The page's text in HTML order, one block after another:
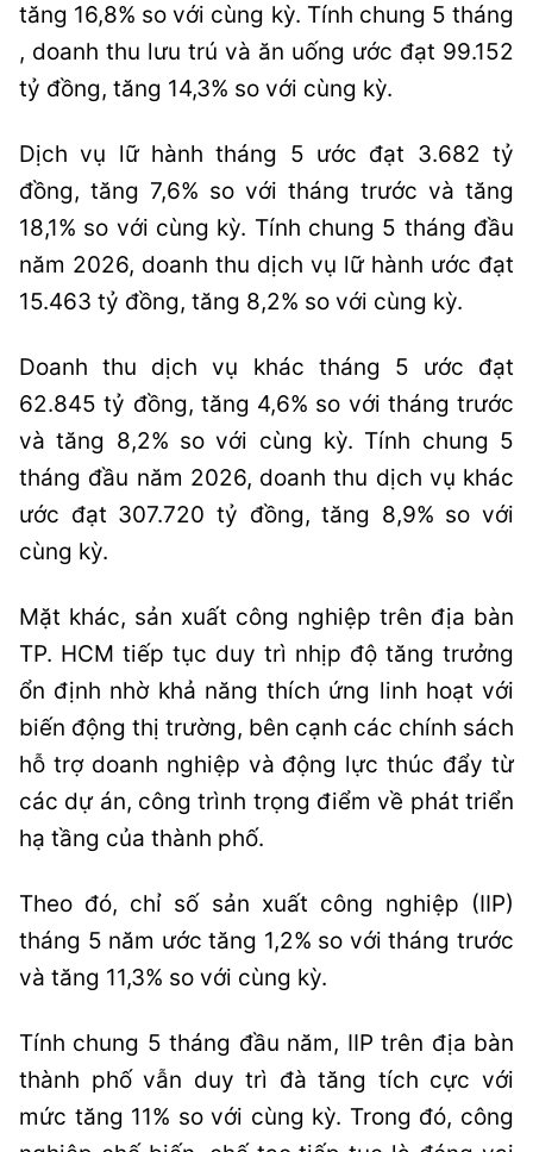
tăng 16,8% so với cùng kỳ. Tính chung 5 tháng
, doanh thu lưu trú và ăn uống ước đạt 99.152
tỷ đồng, tăng 14,3% so với cùng kỳ.
Dịch vụ lữ hành tháng 5 ước đạt 3.682 tỷ
đồng, tăng 7,6% so với tháng trước và tăng
18,1% so với cùng kỳ. Tính chung 5 tháng đầu
năm 2026, doanh thu dịch vụ lữ hành ước đạt
15.463 tỷ đồng, tăng 8,2% so với cùng kỳ.
Doanh thu dịch vụ khác tháng 5 ước đạt
62.845 tỷ đồng, tăng 4,6% so với tháng trước
và tăng 8,2% so với cùng kỳ. Tính chung 5
tháng đầu năm 2026, doanh thu dịch vụ khác
ước đạt 307.720 tỷ đồng, tăng 8,9% so với
cùng kỳ.
Mặt khác, sản xuất công nghiệp trên địa bàn
TP. HCM tiếp tục duy trì nhịp độ tăng trưởng
ổn định nhờ khả năng thích ứng linh hoạt với
biến động thị trường, bên cạnh các chính sách
hỗ trợ doanh nghiệp và động lực thúc đẩy từ
các dự án, công trình trọng điểm về phát triển
hạ tầng của thành phố.
Theo đó, chỉ số sản xuất công nghiệp (IIP)
tháng 5 năm ước tăng 1,2% so với tháng trước
và tăng 11,3% so với cùng kỳ.
Tính chung 5 tháng đầu năm, IIP trên địa bàn
thành phố vẫn duy trì đà tăng tích cực với
mức tăng 11% so với cùng kỳ. Trong đó, công